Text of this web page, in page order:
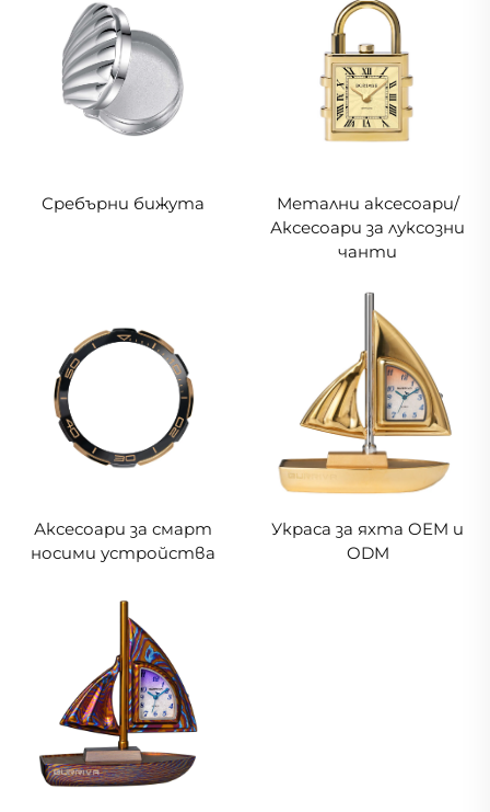
Сребърни бижута
Метални аксесоари/
Аксесоари за луксозни
чанти
Аксесоари за смарт
носими устройства
Украса за яхта OEM и
ODM